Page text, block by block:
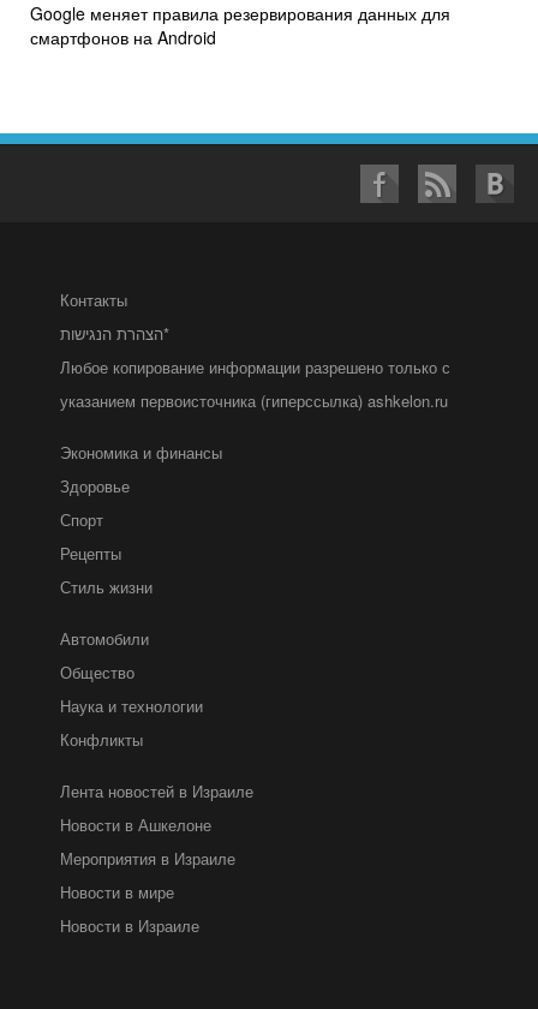
Google меняет правила резервирования данных для
смартфонов на Android
Контакты
הצהרת הנגישות*
Любое копирование информации разрешено только с
указанием первоисточника (гиперссылка) ashkelon.ru
Экономика и финансы
Здоровье
Спорт
Рецепты
Стиль жизни
Автомобили
Общество
Наука и технологии
Конфликты
Лента новостей в Израиле
Новости в Ашкелоне
Мероприятия в Израиле
Новости в мире
Новости в Израиле